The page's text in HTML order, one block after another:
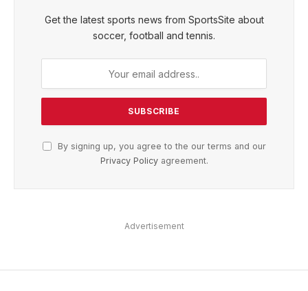
Get the latest sports news from SportsSite about
soccer, football and tennis.
By signing up, you agree to the our terms and our
Privacy Policyagreement.
Advertisement